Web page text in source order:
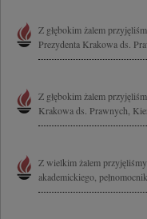
Z głębokim żalem
Prezydenta Krakowa ds.
Z głębokim żalem
Krakowa ds. Prawnych,
Z wielkim żalem
akademickiego,